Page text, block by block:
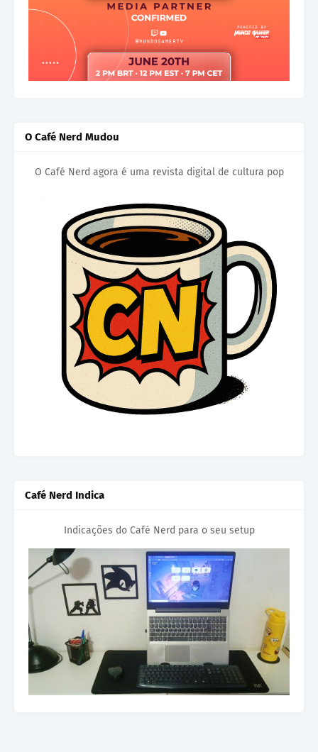
O Café Nerd Mudou
O Café Nerd agora é uma revista digital de cultura pop
Café Nerd Indica
Indicações do Café Nerd para o seu setup